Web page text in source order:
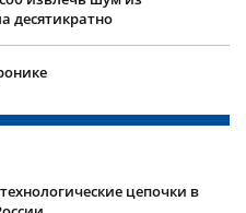
десятикратно
цепочки в